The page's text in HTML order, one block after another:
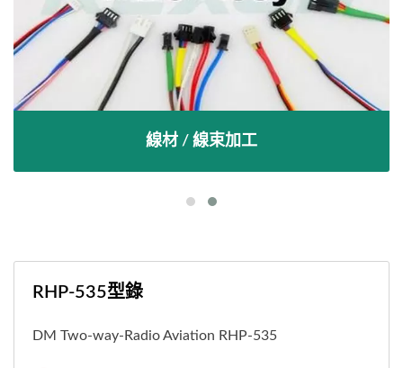
線材 / 線束加工
RHP-535型錄
DM Two-way-Radio Aviation RHP-535